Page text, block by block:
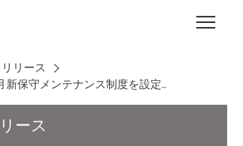
メニュー
リース
新保守メンテナンス制度を設定...
ース